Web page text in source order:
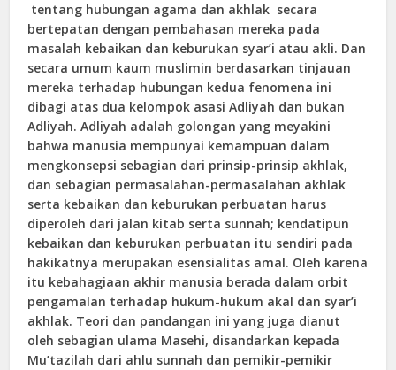
tentang hubungan agama dan akhlak secara
bertepatan dengan pembahasan mereka pada
masalah kebaikan dan keburukan syar’i atau akli. Dan
secara umum kaum muslimin berdasarkan tinjauan
mereka terhadap hubungan kedua fenomena ini
dibagi atas dua kelompok asasi Adliyah dan bukan
Adliyah. Adliyah adalah golongan yang meyakini
bahwa manusia mempunyai kemampuan dalam
mengkonsepsi sebagian dari prinsip-prinsip akhlak,
dan sebagian permasalahan-permasalahan akhlak
serta kebaikan dan keburukan perbuatan harus
diperoleh dari jalan kitab serta sunnah; kendatipun
kebaikan dan keburukan perbuatan itu sendiri pada
hakikatnya merupakan esensialitas amal. Oleh karena
itu kebahagiaan akhir manusia berada dalam orbit
pengamalan terhadap hukum-hukum akal dan syar’i
akhlak. Teori dan pandangan ini yang juga dianut
oleh sebagian ulama Masehi, disandarkan kepada
Mu’tazilah dari ahlu sunnah dan pemikir-pemikir